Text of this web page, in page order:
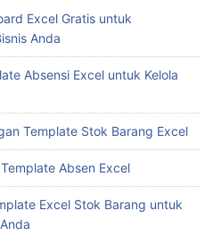
Excel Gratis untuk
Anda
Absensi Excel untuk Kelola
Template Stok Barang Excel
Absen Excel
Excel Stok Barang untuk